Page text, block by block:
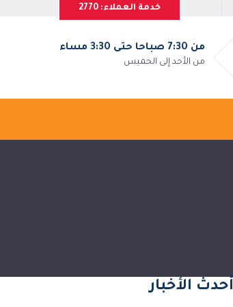
خدمة العملاء: 2770
من 7:30 صباحا حتى 3:30 مساء
من الأحد إلى الخميس
أحدث الأخبار